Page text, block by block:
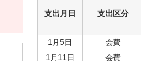
支出月日 支出区分
1月5日 会費
1月11日
会費